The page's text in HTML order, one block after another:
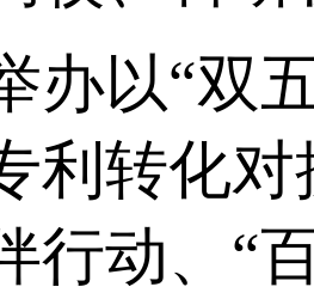
办以“双
利转化
行动、“